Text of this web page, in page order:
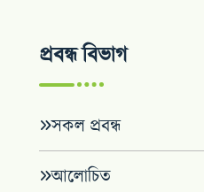
প্রবন্ধ বিভাগ
সকল প্রবন্ধ
আলোচিত